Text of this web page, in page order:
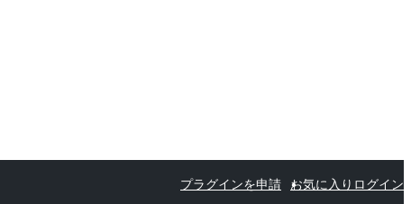
プラグインを申請 お気に入り ログイン